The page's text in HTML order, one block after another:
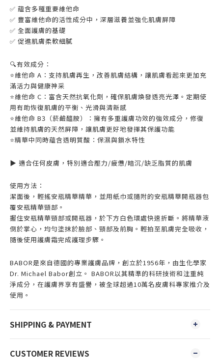
✅ 蘊含多種重要維他命
✅ 豐富維他命的活性成分中，深層滋養並強化肌膚屏障
✅ 全面護膚的基礎
✅ 促進肌膚柔軟細膩
🔍有效成分：
⭐️維他命 A：支持肌膚再生，改善肌膚結構，讓肌膚看起來更加充
滿活力與健康神采
⭐️維他命 C：富含天然抗氧化劑，確保肌膚煥發透亮光澤。定期使
用有助恢復肌膚的平衡、光滑與清新感
⭐️維他命 B3（菸鹼醯胺）：擁有多重護膚功效的強效成分，修復
並維持肌膚的天然屏障，讓肌膚更好地發揮其保護功能
⭐️精華中同時蘊含透明質酸：保濕與鎖水特性
▶️ 適合任何皮膚，特別適合壓力/疲憊/暗沉/缺乏脂質的肌膚
使用方法：
潔面後，輕搖安瓶精華精華，並用紙巾或隨附的安瓶精華開瓶器包
覆安瓶精華頸部。
握住安瓶精華頸部或開瓶器，於下方白色環處快速折斷。將精華液
倒於掌心，均勻塗抹於臉部、頸部及前胸。輕拍至肌膚完全吸收，
隨後使用護膚霜完成護理步驟。
BABOR是來自德國的專業護膚品牌，創立於1956年，由生化學家
Dr. Michael Babor創立。 BABOR以其精準的科研技術和注重純
淨成分，在護膚界享有盛譽，被全球超過10萬名皮膚科專家推介及
使用。
SHIPPING & PAYMENT
CUSTOMER REVIEWS